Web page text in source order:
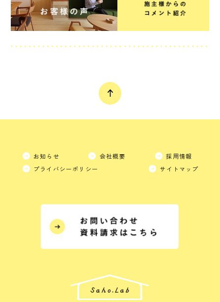
お知らせ 会社概要
採用情報
プライバシーポリシー
サイトマップ